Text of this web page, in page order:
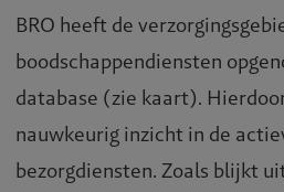
BRO heeft de
boodschappendiensten
database (zie kaart).
nauwkeurig inzicht in de
bezorgdiensten. Zoals blijkt